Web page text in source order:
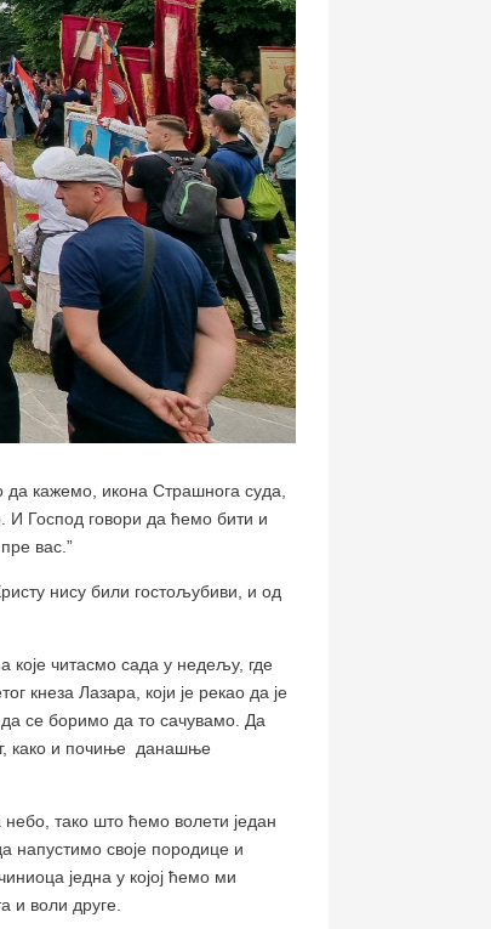
да кажемо, икона Страшнога суда,
И Господ говори да ћемо бити и
вас.”
нису били гостољубиви, и од
читасмо сада у недељу, где
кнеза Лазара, који је рекао да је
се боримо да то сачувамо. Да
како и почиње данашње
тако што ћемо волети један
напустимо своје породице и
једна у којој ћемо ми
и воли друге.